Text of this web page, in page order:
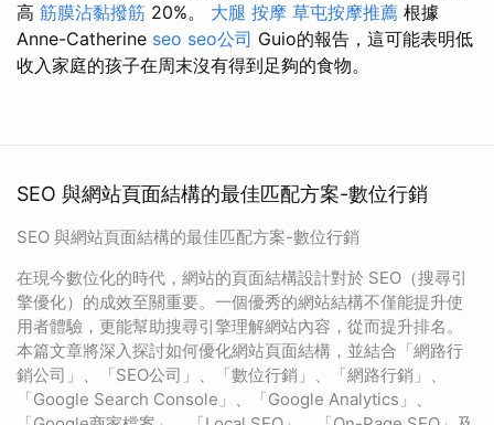
高 筋膜沾黏撥筋 20%。 大腿 按摩 草屯按摩推薦 根據
Anne-Catherine seo seo公司 Guio的報告，這可能表明低
收入家庭的孩子在周末沒有得到足夠的食物。
SEO 與網站頁面結構的最佳匹配方案-數位行銷
SEO 與網站頁面結構的最佳匹配方案-數位行銷
在現今數位化的時代，網站的頁面結構設計對於 SEO（搜尋引
擎優化）的成效至關重要。一個優秀的網站結構不僅能提升使
用者體驗，更能幫助搜尋引擎理解網站內容，從而提升排名。
本篇文章將深入探討如何優化網站頁面結構，並結合「網路行
銷公司」、「SEO公司」、「數位行銷」、「網路行銷」、
「Google Search Console」、「Google Analytics」、